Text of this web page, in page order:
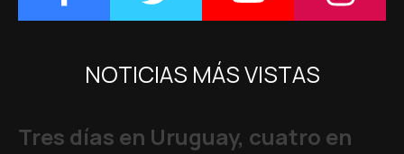
NOTICIAS MÁS VISTAS
Tres días en Uruguay, cuatro en